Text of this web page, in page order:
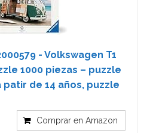
- Volkswagen T1
1000 piezas – puzzle
de 14 años, puzzle
Comprar en Amazon